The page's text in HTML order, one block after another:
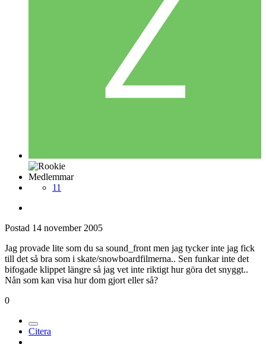
Medlemmar
11
Postad 14 november 2005
Jag provade lite som du sa sound_front men jag tycker inte jag fick
till det så bra som i skate/snowboardfilmerna.. Sen funkar inte det
bifogade klippet längre så jag vet inte riktigt hur göra det snyggt..
Nån som kan visa hur dom gjort eller så?
0
Citera